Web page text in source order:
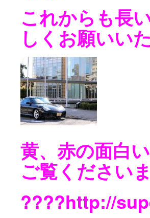
これからも長
しくお願いい
黄、赤の面白
ご覧ください
????http://